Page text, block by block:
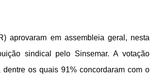
aprovaram em assembleia geral, nesta
sindical pelo Sinsemar. A votação
os quais 91% concordaram com o